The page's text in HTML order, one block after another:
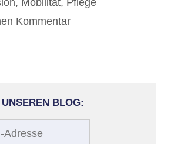
Kommentar
BLOG: